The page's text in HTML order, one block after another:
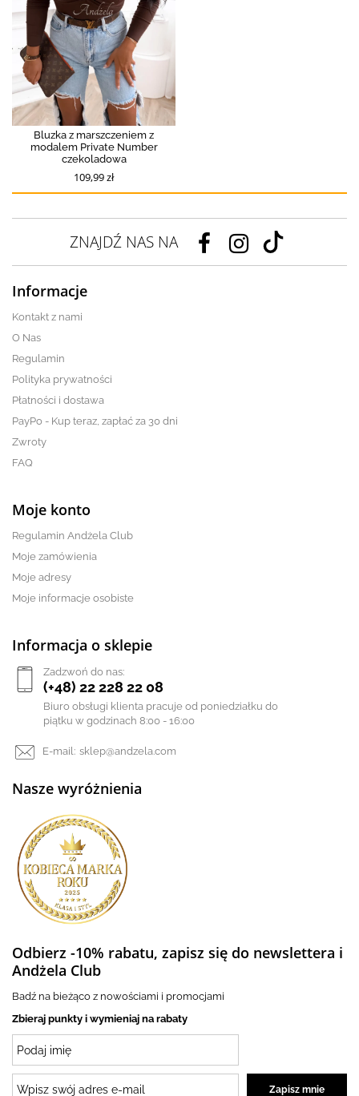
Bluzka z marszczeniem z
modalem Private Number
czekoladowa
109,99 zł
ZNAJDŹ NAS NA
Informacje
Kontakt z nami
O Nas
Regulamin
Polityka prywatności
Płatności i dostawa
PayPo - Kup teraz, zapłać za 30 dni
Zwroty
FAQ
Moje konto
Regulamin Andżela Club
Moje zamówienia
Moje adresy
Moje informacje osobiste
Informacja o sklepie
Zadzwoń do nas:
(+48) 22 228 22 08
Biuro obsługi klienta pracuje od poniedziałku do
piątku w godzinach 8:00 - 16:00
E-mail: sklep@andzela.com
Nasze wyróżnienia
Odbierz -10% rabatu, zapisz się do newslettera i
Andżela Club
Badź na bieżąco z nowościami i promocjami
Zbieraj punkty i wymieniaj na rabaty